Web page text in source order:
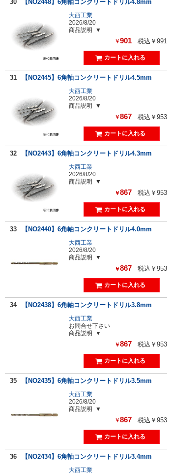
30 【NO2448】6角軸コンクリートドリル4.8mm
大西工業
2026/8/20
商品説明
￥901 税込￥991
31 【NO2445】6角軸コンクリートドリル4.5mm
大西工業
2026/8/20
商品説明
￥867 税込￥953
32 【NO2443】6角軸コンクリートドリル4.3mm
大西工業
2026/8/20
商品説明
￥867 税込￥953
33 【NO2440】6角軸コンクリートドリル4.0mm
大西工業
2026/8/20
商品説明
￥867 税込￥953
34 【NO2438】6角軸コンクリートドリル3.8mm
大西工業
お問合せ下さい
商品説明
￥867 税込￥953
35 【NO2435】6角軸コンクリートドリル3.5mm
大西工業
2026/8/20
商品説明
￥867 税込￥953
36 【NO2434】6角軸コンクリートドリル3.4mm
大西工業